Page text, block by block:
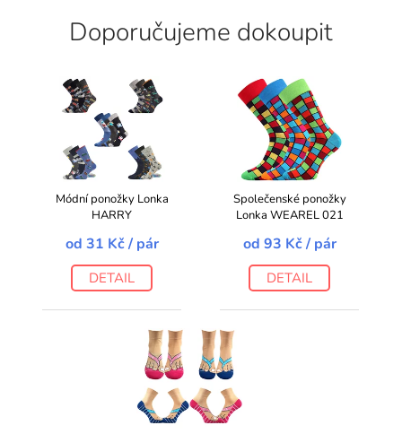
Doporučujeme dokoupit
Módní ponožky Lonka
HARRY
od 31 Kč/ pár
DETAIL
Společenské ponožky
Lonka WEAREL 021
od 93 Kč/ pár
DETAIL